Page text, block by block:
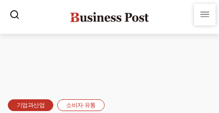
기업과산업 소비자·유통